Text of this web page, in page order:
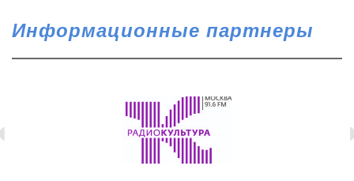
Информационные партнеры